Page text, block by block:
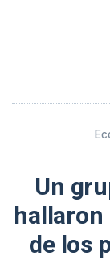
Un
hallaron
de los